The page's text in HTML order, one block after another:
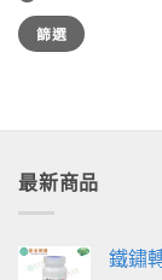
最
低
價
最
高
價
篩選
最新商品
鐵鏽